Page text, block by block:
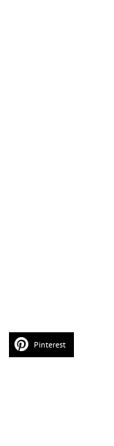
Pinterest